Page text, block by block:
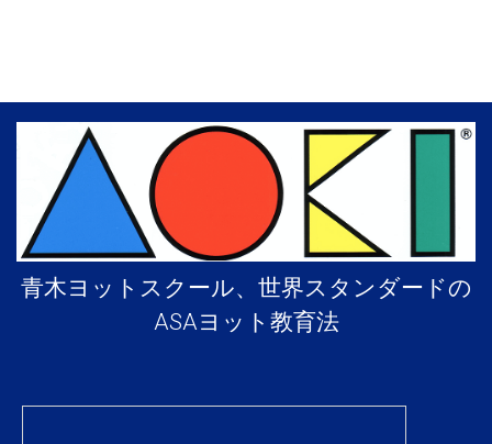
青木ヨットスクール、世界スタンダードの
ASAヨット教育法